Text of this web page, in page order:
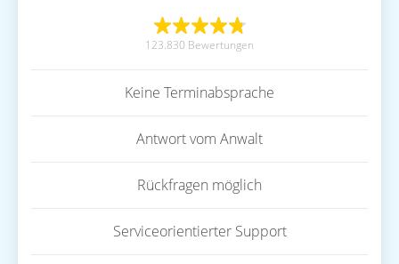
123.830 Bewertungen
Keine Terminabsprache
Antwort vom Anwalt
Rückfragen möglich
Serviceorientierter Support